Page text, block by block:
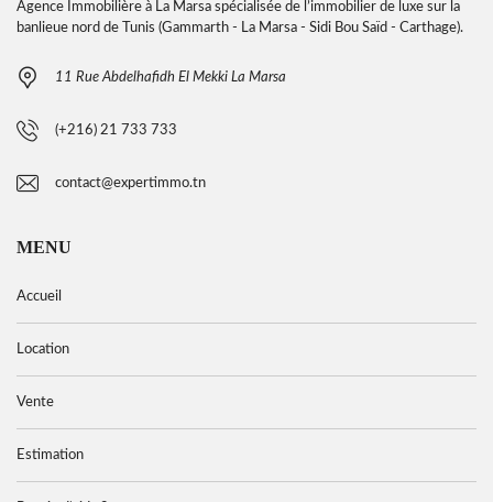
Agence Immobilière à La Marsa spécialisée de l’immobilier de luxe sur la
banlieue nord de Tunis (Gammarth - La Marsa - Sidi Bou Saïd - Carthage).
11 Rue Abdelhafidh El Mekki La Marsa
(+216) 21 733 733
contact@expertimmo.tn
MENU
Accueil
Location
Vente
Estimation